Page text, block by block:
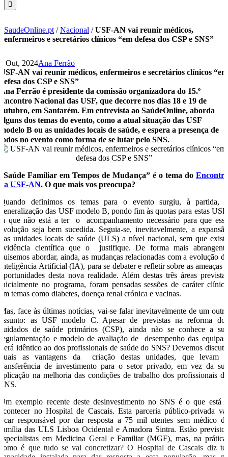
SaudeOnline.pt /Nacional /USF-AN vai reunir médicos,
enfermeiros e secretários clínicos “em defesa dos CSP e SNS”
3 Out, 2024Ana Ferrão
USF-AN vai reunir médicos, enfermeiros e secretários clínicos “em
defesa dos CSP e SNS”
Ana Ferrão é presidente da comissão organizadora do 15.º
Encontro Nacional das USF, que decorre nos dias 18 e 19 de
outubro, em Santarém. Em entrevista ao SaúdeOnline, aborda
alguns dos temas do evento, como a atual situação das USF
modelo B ou as unidades locais de saúde, e espera a presença de
todos no evento como forma de se lutar pelo SNS.
“Saúde Familiar em Tempos de Mudança” é o tema do Encontro
da USF-AN. O que mais vos preocupa?
Quando definimos os temas para o evento surgiu, à partida, a
generalização das USF modelo B, pondo fim às quotas para estas USF,
já que não está a ter o acompanhamento necessário para que essa
evolução seja bem sucedida. Seguia-se, inevitavelmente, a expansão
das unidades locais de saúde (ULS) a nível nacional, sem que exista
evidência científica que o justifique. De forma mais abrangente
quisemos abordar, ainda, as mudanças relacionadas com a evolução da
Inteligência Artificial (IA), para se debater e refletir sobre as ameaças e
oportunidades desta nova realidade. Além destas três áreas previstas
inicialmente no programa, foram pensadas sessões de caráter clínico
em temas como diabetes, doença renal crónica e vacinas.
Mas, face às últimas notícias, vai-se falar inevitavelmente de um outro
assunto: as USF modelo C. Apesar de previstas na reforma dos
cuidados de saúde primários (CSP), ainda não se conhece a sua
regulamentação e modelo de avaliação de desempenho das equipas.
Será idêntico ao dos profissionais de saúde do SNS? Devemos discutir
quais as vantagens da criação destas unidades, que levam à
transferência de investimento para o setor privado, em vez da sua
aplicação na melhoria das condições de trabalho dos profissionais do
SNS.
Um exemplo recente deste desinvestimento no SNS é o que está a
acontecer no Hospital de Cascais. Esta parceria público-privada vai
ficar responsável por dar resposta a 75 mil utentes sem médico de
família das ULS Lisboa Ocidental e Amadora Sintra. Estão previstos
especialistas em Medicina Geral e Familiar (MGF), mas, na prática,
como é que tudo se vai concretizar? O Hospital de Cascais diz ter